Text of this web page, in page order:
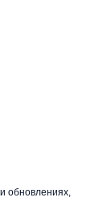
обновлениях,